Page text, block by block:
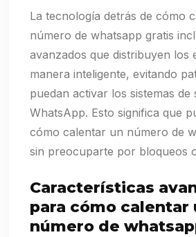
La tecnología detrás de cómo
número de whatsapp gratis
avanzados que distribuyen los
manera inteligente, evitando
puedan activar los sistemas de
WhatsApp. Esto significa que
cómo calentar un número de
sin preocuparte por bloqueos
Características
para cómo calentar
número de